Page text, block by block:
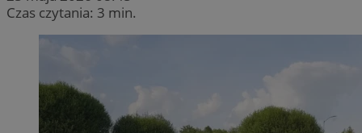
Czas czytania: 3 min.